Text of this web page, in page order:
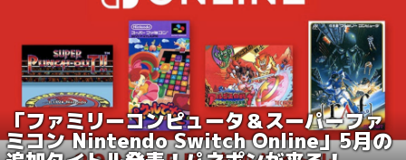
「ファミリーコンピュータ＆スーパーファ
ミコン Nintendo Switch Online」5月の